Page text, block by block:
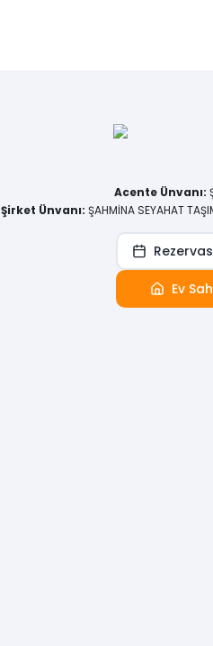
Acente Ünvanı:
Şirket Ünvanı: ŞAHMİNA SEYAHAT
Ev